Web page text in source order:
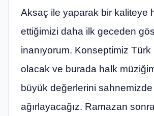
Aksaç ile yaparak bir kaliteye
ettiğimizi daha ilk geceden
inanıyorum. Konseptimiz
olacak ve burada halk
büyük değerlerini sahnemizde
ağırlayacağız. Ramazan